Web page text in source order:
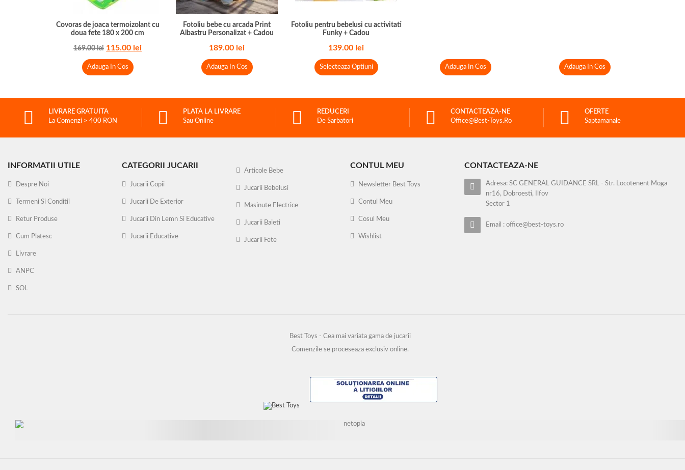
Covoras de joaca termoizolant cu
doua fete 180 x 200 cm
169.00lei 115.00 lei
Adauga In Cos
Fotoliu bebe cu arcada Print
Albastru Personalizat + Cadou
189.00 lei
Adauga In Cos
Fotoliu pentru bebelusi cu activitati
Funky + Cadou
139.00 lei
Selecteaza Optiuni Adauga In Cos Adauga In Cos
LIVRARE GRATUITA
La Comenzi > 400 RON
PLATA LA LIVRARE
Sau Online
REDUCERI
De Sarbatori
CONTACTEAZA-NE
Office@best-Toys.ro
OFERTE
Saptamanale
INFORMATII UTILE
Despre Noi
Termeni Si Conditii
Retur Produse
Cum Platesc
Livrare
ANPC
SOL
CATEGORII JUCARII
Jucarii Copii
Jucarii De Exterior
Jucarii Din Lemn Si Educative
Jucarii Educative
Articole Bebe
Jucarii Bebelusi
Masinute Electrice
Jucarii Baieti
Jucarii Fete
CONTUL MEU
Newsletter Best Toys
Contul Meu
Cosul Meu
Wishlist
CONTACTEAZA-NE
Adresa: SC GENERAL GUIDANCE SRL - Str. Locotenent Moga
nr16, Dobroesti, Ilfov
Sector 1
Email : office@best-toys.ro
Best Toys - Cea mai variata gama de jucarii
Comenzile se proceseaza exclusiv online.